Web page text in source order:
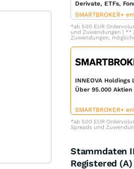
Derivate, ETFs,
SMARTBROKER+
*ab 500 EUR
und Zuwendungen | **
Zuwendungen,
INNEOVA
Über 95.000 Aktien
SMARTBROKER+
*ab 500 EUR
Spreads und
Stammdaten
Registered